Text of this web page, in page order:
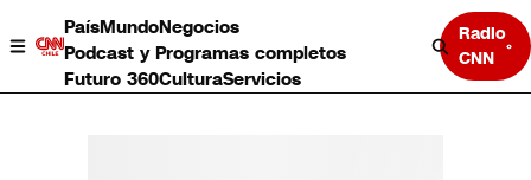
PaísMundoNegocios
Podcast y Programas completos
Futuro 360CulturaServicios
Radio
CNN